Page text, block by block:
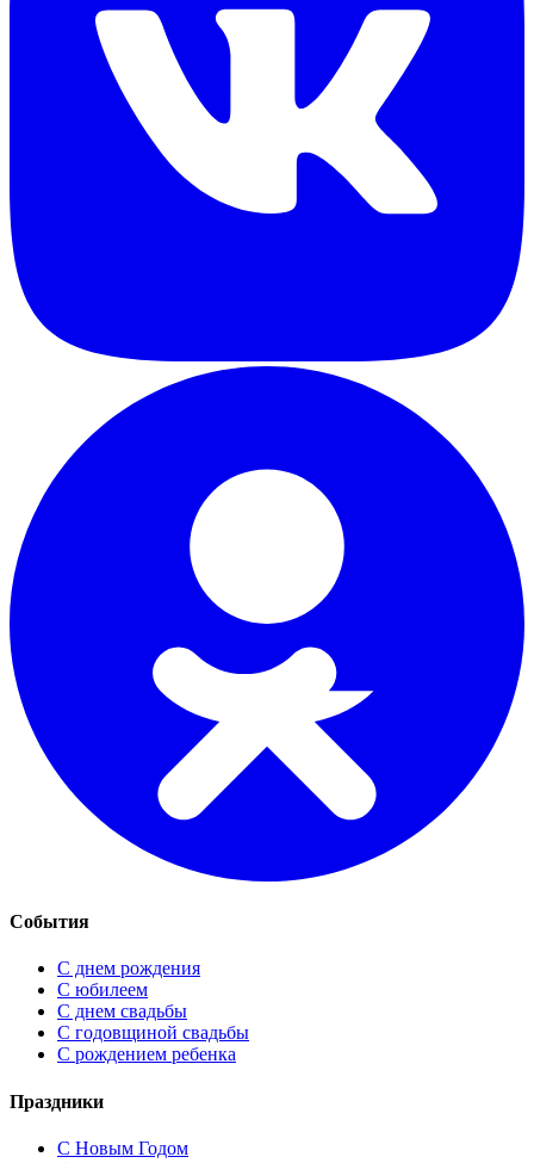
События
С днем рождения
С юбилеем
С днем свадьбы
С годовщиной свадьбы
С рождением ребенка
Праздники
C Новым Годом